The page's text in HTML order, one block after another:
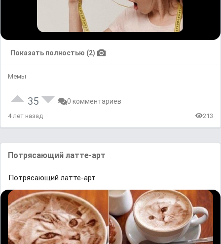
Показать полностью (2)
Мемы
35 0 комментариев
4 лет назад 213
Потрясающий латте-арт
Потрясающий латте-арт